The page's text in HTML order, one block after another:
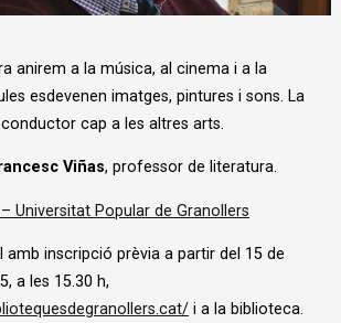
anirem a la música, al cinema i a la
esdevenen imatges, pintures i sons. La
cap a les altres arts.
Viñas, professor de literatura.
– Universitat Popular de Granollers
inscripció prèvia a partir del 15 de
a les 15.30 h,
i a la biblioteca.